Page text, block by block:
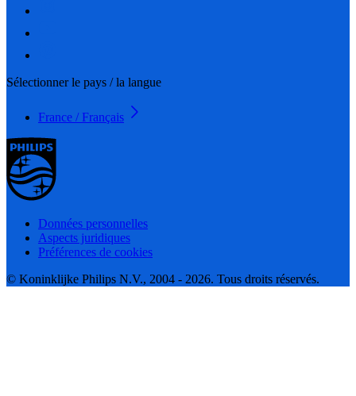
Sélectionner le pays / la langue
France / Français
Données personnelles
Aspects juridiques
Préférences de cookies
© Koninklijke Philips N.V., 2004 - 2026. Tous droits réservés.